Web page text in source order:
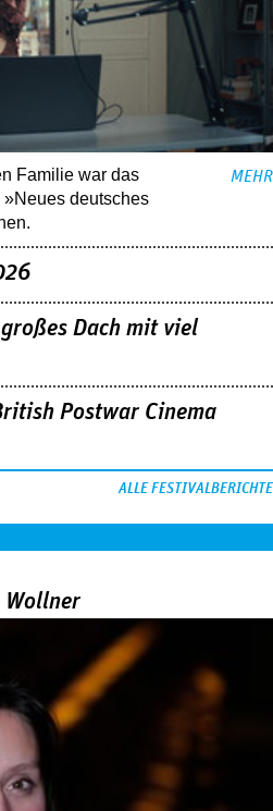
Familie war das
deutsches
MEHR
Dach mit viel
Postwar Cinema
ALLE FESTIVALBERICHTE